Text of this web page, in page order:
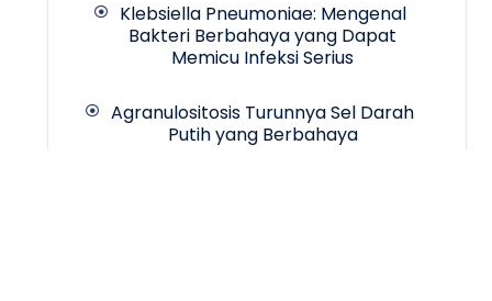
Klebsiella Pneumoniae: Mengenal
Bakteri Berbahaya yang Dapat
Memicu Infeksi Serius
Agranulositosis Turunnya Sel Darah
Putih yang Berbahaya